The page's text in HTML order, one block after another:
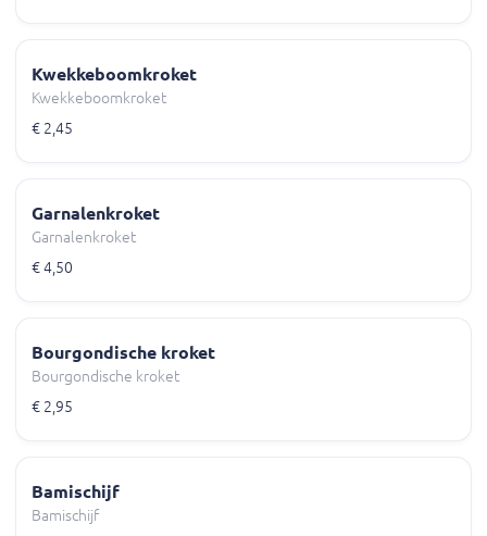
Kwekkeboomkroket
Kwekkeboomkroket
€ 2,45
Garnalenkroket
Garnalenkroket
€ 4,50
Bourgondische kroket
Bourgondische kroket
€ 2,95
Bamischijf
Bamischijf